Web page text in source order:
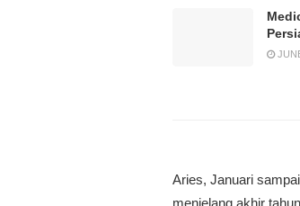
Aries, Januari
menjelang akhir